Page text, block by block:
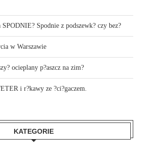
Spodnie z podszewk? czy bez?
w Warszawie
ocieplany p?aszcz na zim?
i r?kawy ze ?ci?gaczem.
KATEGORIE